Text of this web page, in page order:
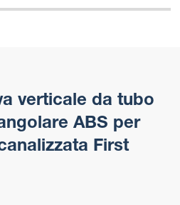
verticale da tubo
ABS per
First